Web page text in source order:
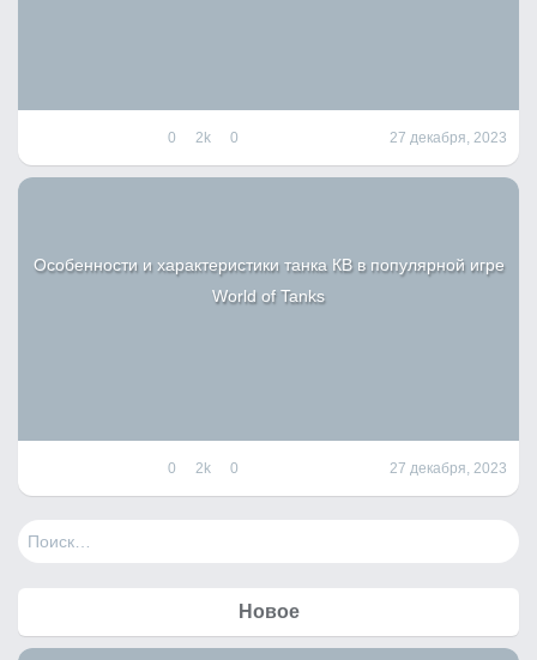
0 2k 0 27 декабря, 2023
Особенности и характеристики танка КВ в популярной игре
World of Tanks
0 2k 0 27 декабря, 2023
Н
и
Новое